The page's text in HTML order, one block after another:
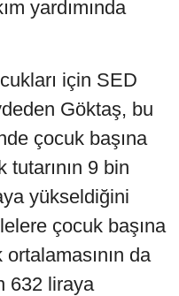
yardımında
için SED
Göktaş, bu
çocuk başına
9 bin
yükseldiğini
çocuk başına
da
632 liraya